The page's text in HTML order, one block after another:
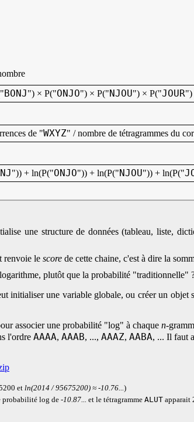
BONJ") × P("ONJO") × P("NJOU") × P("JOUR")
de "WXYZ" / nombre de tétragrammes du
")) + ln(P("ONJO")) + ln(P("NJOU")) + ln(P("
une structure de données (tableau, liste,
renvoie le score de cette chaine, c'est à dire la
plutôt que la probabilité "traditionnelle"
initialiser une variable globale, ou créer un objet
associer une probabilité "log" à chaque n-
l'ordre AAAA, AAAB, ...,AAAZ,AABA, ... Il faut
et ln(2014 / 95675200) ≈ -10.76... )
probabilité log de -10.87... et le tétragramme ALUT apparait